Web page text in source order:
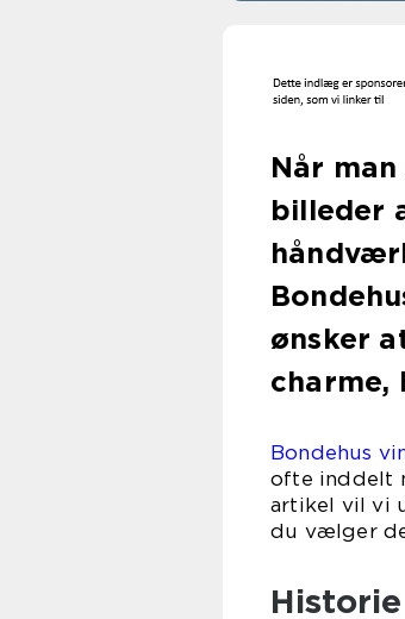
Når
billeder
ønsker
charme,
Bondehus
ofte inddelt
artikel vil vi
du vælger